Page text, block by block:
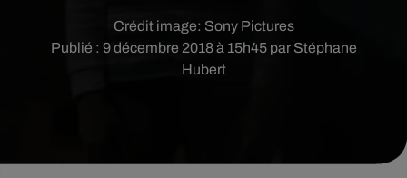
Publié : 9 décembre 2018 à 15h45 par Stéphane
Hubert
Crédit image: Sony Pictures